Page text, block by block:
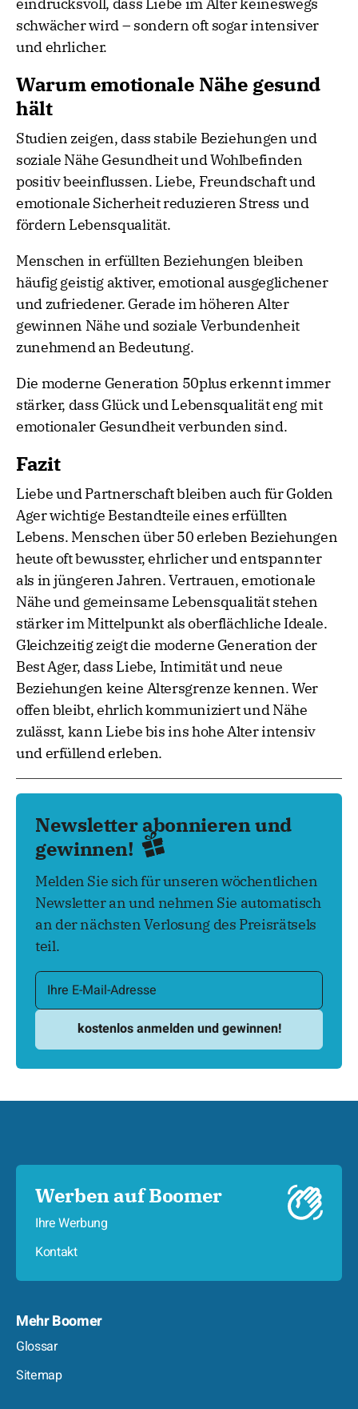
eindrucksvoll, dass Liebe im Alter keineswegs
schwächer wird – sondern oft sogar intensiver
und ehrlicher.
Warum emotionale Nähe gesund
hält
Studien zeigen, dass stabile Beziehungen und
soziale Nähe Gesundheit und Wohlbefinden
positiv beeinflussen. Liebe, Freundschaft und
emotionale Sicherheit reduzieren Stress und
fördern Lebensqualität.
Menschen in erfüllten Beziehungen bleiben
häufig geistig aktiver, emotional ausgeglichener
und zufriedener. Gerade im höheren Alter
gewinnen Nähe und soziale Verbundenheit
zunehmend an Bedeutung.
Die moderne Generation 50plus erkennt immer
stärker, dass Glück und Lebensqualität eng mit
emotionaler Gesundheit verbunden sind.
Fazit
Liebe und Partnerschaft bleiben auch für Golden
Ager wichtige Bestandteile eines erfüllten
Lebens. Menschen über 50 erleben Beziehungen
heute oft bewusster, ehrlicher und entspannter
als in jüngeren Jahren. Vertrauen, emotionale
Nähe und gemeinsame Lebensqualität stehen
stärker im Mittelpunkt als oberflächliche Ideale.
Gleichzeitig zeigt die moderne Generation der
Best Ager, dass Liebe, Intimität und neue
Beziehungen keine Altersgrenze kennen. Wer
offen bleibt, ehrlich kommuniziert und Nähe
zulässt, kann Liebe bis ins hohe Alter intensiv
und erfüllend erleben.
Newsletter abonnieren und
gewinnen!
Melden Sie sich für unseren wöchentlichen
Newsletter an und nehmen Sie automatisch
an der nächsten Verlosung des Preisrätsels
teil.
Werben auf Boomer
Ihre Werbung
Kontakt
Mehr Boomer
Glossar
Sitemap